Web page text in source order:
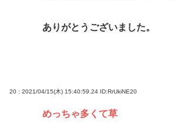
ありがとうございました。
20 : 2021/04/15(木) 15:40:59.24 ID:RrUkiNE20
めっちゃ多くて草